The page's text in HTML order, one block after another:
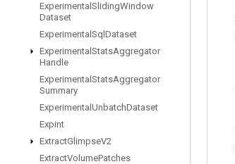
Experimental SlidingWindow
Dataset
Experimental Sql Dataset
Experimental StatsAggregator
Handle
Experimental StatsAggregator
Summary
Experimental UnbatchDataset
Expint
ExtractGlimpseV2
ExtractVolumePatches